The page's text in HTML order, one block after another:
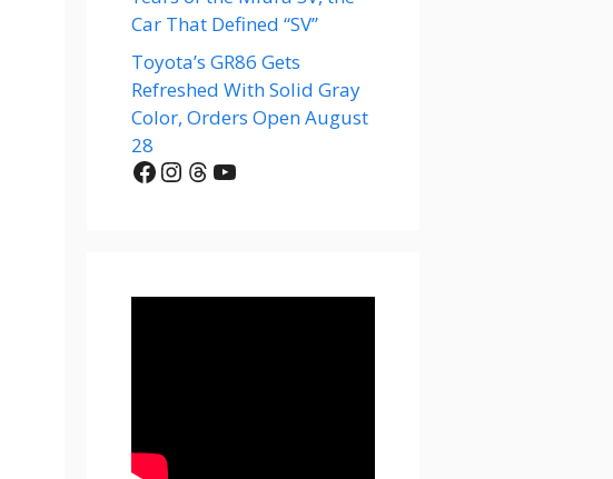
Car That Defined “SV”
Toyota’s GR86 Gets
Refreshed With Solid Gray
Color, Orders Open August
28
Facebook
Instagram
Threads
YouTube